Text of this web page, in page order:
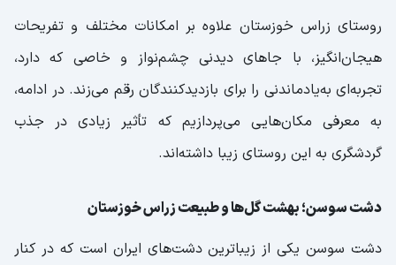
روستای زراس خوزستان علاوه بر امکانات مختلف و تفریحات
هیجان‌انگیز، با جاهای دیدنی چشم‌نواز و خاصی که دارد،
تجربه‌ای به‌یادماندنی را برای بازدیدکنندگان رقم می‌زند. در ادامه،
به معرفی مکان‌هایی می‌پردازیم که تأثیر زیادی در جذب
گردشگری به این روستای زیبا داشته‌اند.
دشت سوسن؛ بهشت گل‌ها و طبیعت زراس خوزستان
دشت سوسن یکی از زیباترین دشت‌های ایران است که در کنار